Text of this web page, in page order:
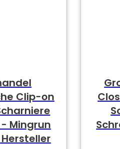
Clip-on
Mingrun